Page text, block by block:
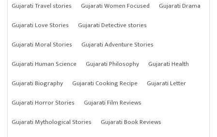
Gujarati Travel stories
Gujarati Women Focused
Gujarati Drama
Gujarati Love Stories
Gujarati Detective stories
Gujarati Moral Stories
Gujarati Adventure Stories
Gujarati Human Science
Gujarati Philosophy
Gujarati Health
Gujarati Biography
Gujarati Cooking Recipe
Gujarati Letter
Gujarati Horror Stories
Gujarati Film Reviews
Gujarati Mythological Stories
Gujarati Book Reviews